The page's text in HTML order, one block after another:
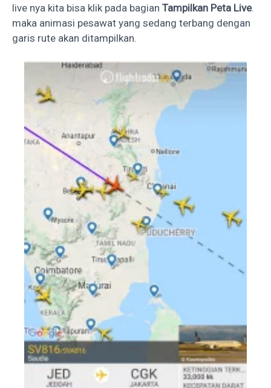
live nya kita bisa klik pada bagian Tampilkan Peta Live.
maka animasi pesawat yang sedang terbang dengan
garis rute akan ditampilkan.